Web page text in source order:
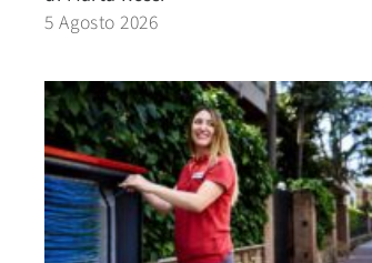
5 Agosto 2026